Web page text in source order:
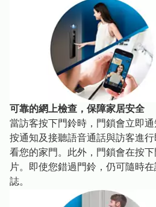
可靠的網上檢查，保障家居安全
當訪客按下門鈴時，門鎖會立即
按通知及接聽語音通話與訪客進
看您的家門。此外，門鎖會在按
片。即使您錯過門鈴，仍可隨時
誌。